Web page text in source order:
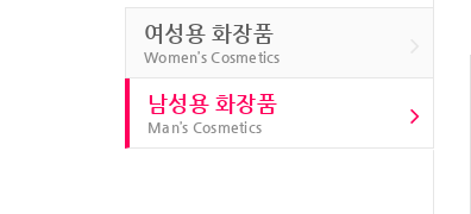
여성용 화장품
Women’s Cosmetics
남성용 화장품
Man’s Cosmetics